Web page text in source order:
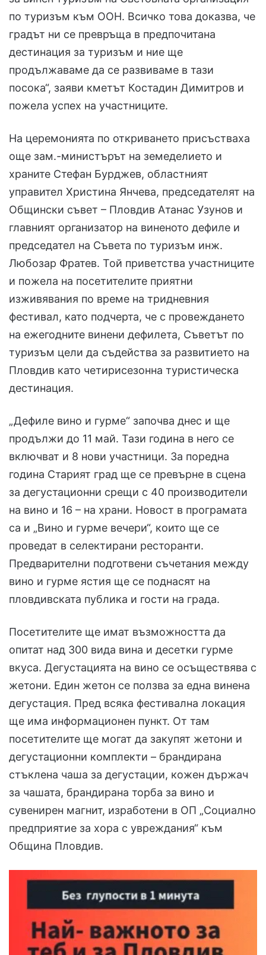
по туризъм към ООН. Всичко това доказва, че
градът ни се превръща в предпочитана
дестинация за туризъм и ние ще
продължаваме да се развиваме в тази
посока“, заяви кметът Костадин Димитров и
пожела успех на участниците.
На церемонията по откриването присъстваха
още зам.-министърът на земеделието и
храните Стефан Бурджев, областният
управител Христина Янчева, председателят на
Общински съвет – Пловдив Атанас Узунов и
главният организатор на виненото дефиле и
председател на Съвета по туризъм инж.
Любозар Фратев. Той приветства участниците
и пожела на посетителите приятни
изживявания по време на тридневния
фестивал, като подчерта, че с провеждането
на ежегодните винени дефилета, Съветът по
туризъм цели да съдейства за развитието на
Пловдив като четирисезонна туристическа
дестинация.
„Дефиле вино и гурме“ започва днес и ще
продължи до 11 май. Тази година в него се
включват и 8 нови участници. За поредна
година Старият град ще се превърне в сцена
за дегустационни срещи с 40 производители
на вино и 16 – на храни. Новост в програмата
са и „Вино и гурме вечери“, които ще се
проведат в селектирани ресторанти.
Предварителни подготвени съчетания между
вино и гурме ястия ще се поднасят на
пловдивската публика и гости на града.
Посетителите ще имат възможността да
опитат над 300 вида вина и десетки гурме
вкуса. Дегустацията на вино се осъществява с
жетони. Един жетон се ползва за една винена
дегустация. Пред всяка фестивална локация
ще има информационен пункт. От там
посетителите ще могат да закупят жетони и
дегустационни комплекти – брандирана
стъклена чаша за дегустации, кожен държач
за чашата, брандирана торба за вино и
сувенирен магнит, изработени в ОП „Социално
предприятие за хора с увреждания“ към
Община Пловдив.